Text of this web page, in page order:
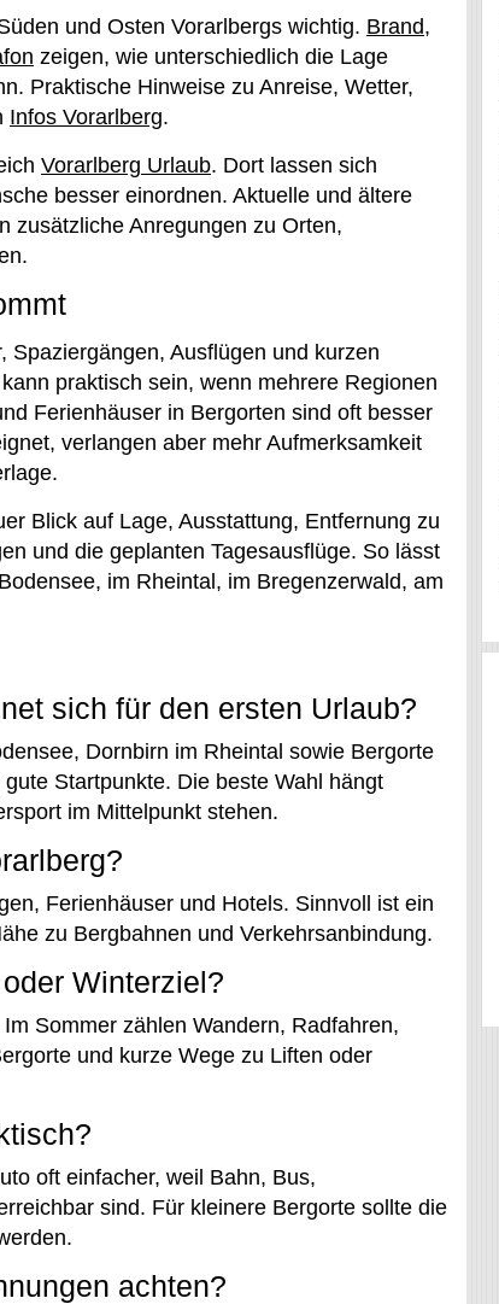
und Osten Vorarlbergs wichtig. Brand,
zeigen, wie unterschiedlich die Lage
Praktische Hinweise zu Anreise, Wetter,
Infos Vorarlberg.
Vorarlberg Urlaub. Dort lassen sich
besser einordnen. Aktuelle und ältere
zusätzliche Anregungen zu Orten,
Spaziergängen, Ausflügen und kurzen
praktisch sein, wenn mehrere Regionen
Ferienhäuser in Bergorten sind oft besser
verlangen aber mehr Aufmerksamkeit
Blick auf Lage, Ausstattung, Entfernung zu
und die geplanten Tagesausflüge. So lässt
im Rheintal, im Bregenzerwald, am
sich für den ersten Urlaub?
Dornbirn im Rheintal sowie Bergorte
Startpunkte. Die beste Wahl hängt
im Mittelpunkt stehen.
Ferienhäuser und Hotels. Sinnvoll ist ein
zu Bergbahnen und Verkehrsanbindung.
Winterziel?
Sommer zählen Wandern, Radfahren,
und kurze Wege zu Liften oder
oft einfacher, weil Bahn, Bus,
sind. Für kleinere Bergorte sollte die
achten?